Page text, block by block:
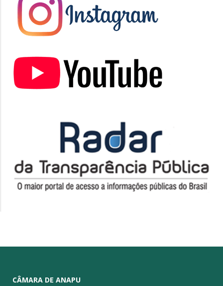
CÂMARA DE ANAPU